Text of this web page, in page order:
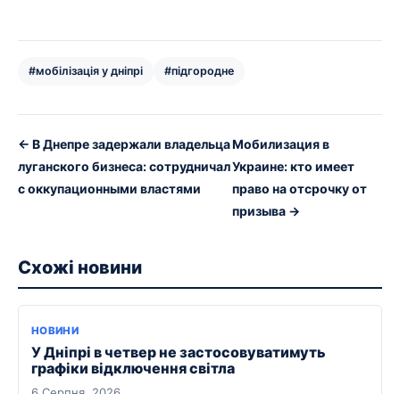
#мобілізація у дніпрі #підгородне
← В Днепре задержали владельца
луганского бизнеса: сотрудничал
с оккупационными властями
Мобилизация в
Украине: кто имеет
право на отсрочку от
призыва →
Схожі новини
НОВИНИ
У Дніпрі в четвер не застосовуватимуть
графіки відключення світла